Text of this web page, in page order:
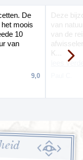
De
moois
10
van
9,0
Deze
van
van de
K...
lees